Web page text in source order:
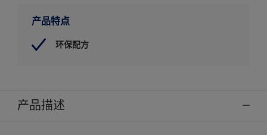
产品特点
环保配方
产品描述